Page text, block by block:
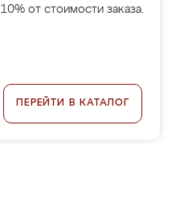
10% от стоимости заказа.
ПЕРЕЙТИ В КАТАЛОГ